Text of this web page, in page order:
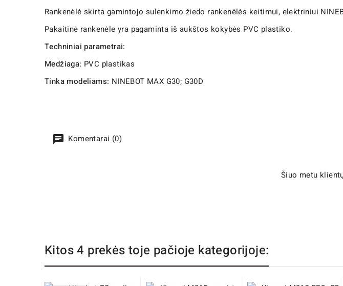
Rankenėlė skirta gamintojo sulenkimo žiedo rankenėlės keitimui, elektriniui
Pakaitinė rankenėle yra pagaminta iš aukštos kokybės PVC plastiko.
Techniniai parametrai:
Medžiaga: PVC plastikas
Tinka modeliams: NINEBOT MAX G30; G30D
Komentarai (0)
Šiuo metu
Kitos 4 prekės toje pačioje kategorijoje: